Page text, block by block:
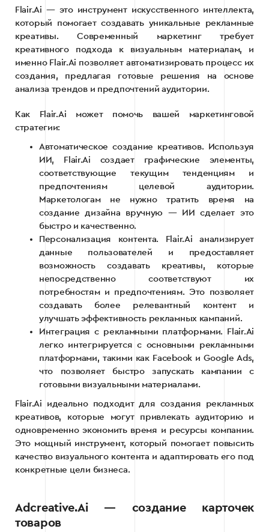
Flair.Ai — это инструмент искусственного интеллекта,
который помогает создавать уникальные рекламные
креативы. Современный маркетинг требует
креативного подхода к визуальным материалам, и
именно Flair.Ai позволяет автоматизировать процесс их
создания, предлагая готовые решения на основе
анализа трендов и предпочтений аудитории.
Как Flair.Ai может помочь вашей маркетинговой
стратегии:
Автоматическое создание креативов. Используя
ИИ, Flair.Ai создает графические элементы,
соответствующие текущим тенденциям и
предпочтениям целевой аудитории.
Маркетологам не нужно тратить время на
создание дизайна вручную — ИИ сделает это
быстро и качественно.
Персонализация контента. Flair.Ai анализирует
данные пользователей и предоставляет
возможность создавать креативы, которые
непосредственно соответствуют их
потребностям и предпочтениям. Это позволяет
создавать более релевантный контент и
улучшать эффективность рекламных кампаний.
Интеграция с рекламными платформами. Flair.Ai
легко интегрируется с основными рекламными
платформами, такими как Facebook и Google Ads,
что позволяет быстро запускать кампании с
готовыми визуальными материалами.
Flair.Ai идеально подходит для создания рекламных
креативов, которые могут привлекать аудиторию и
одновременно экономить время и ресурсы компании.
Это мощный инструмент, который помогает повысить
качество визуального контента и адаптировать его под
конкретные цели бизнеса.
Adcreative.Ai — создание карточек
товаров